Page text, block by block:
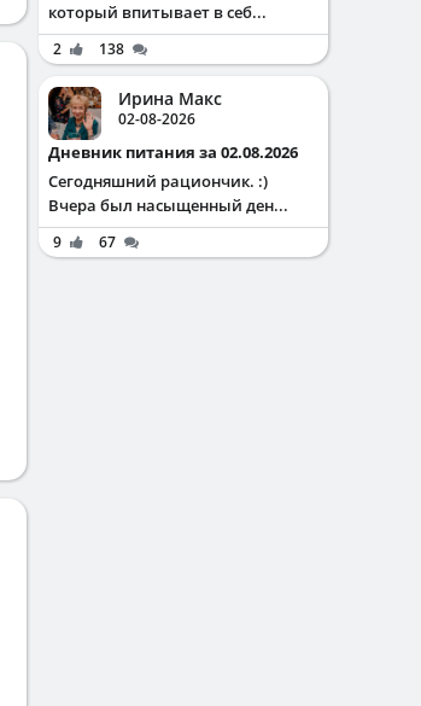
который впитывает в себ...
2 138
Ирина Макс
02-08-2026
Дневник питания за 02.08.2026
Сегодняшний рациончик. :)
Вчера был насыщенный ден...
9 67